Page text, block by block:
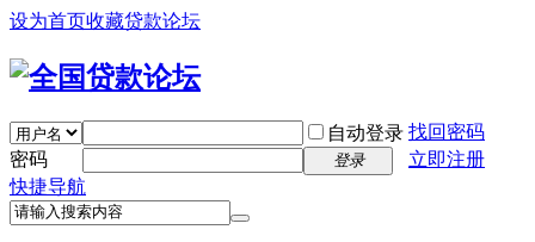
设为首页收藏贷款论坛
自动登录 找回密码
密码
登录
立即注册
快捷导航